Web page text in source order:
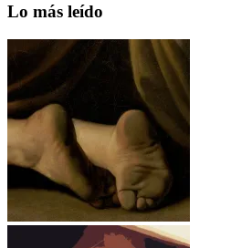
Lo más leído